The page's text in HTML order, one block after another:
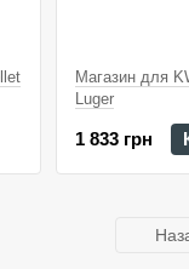
Магазин для
Luger
1 833 грн